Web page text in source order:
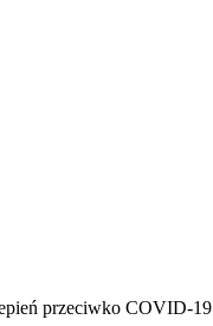
przeciwko COVID-19